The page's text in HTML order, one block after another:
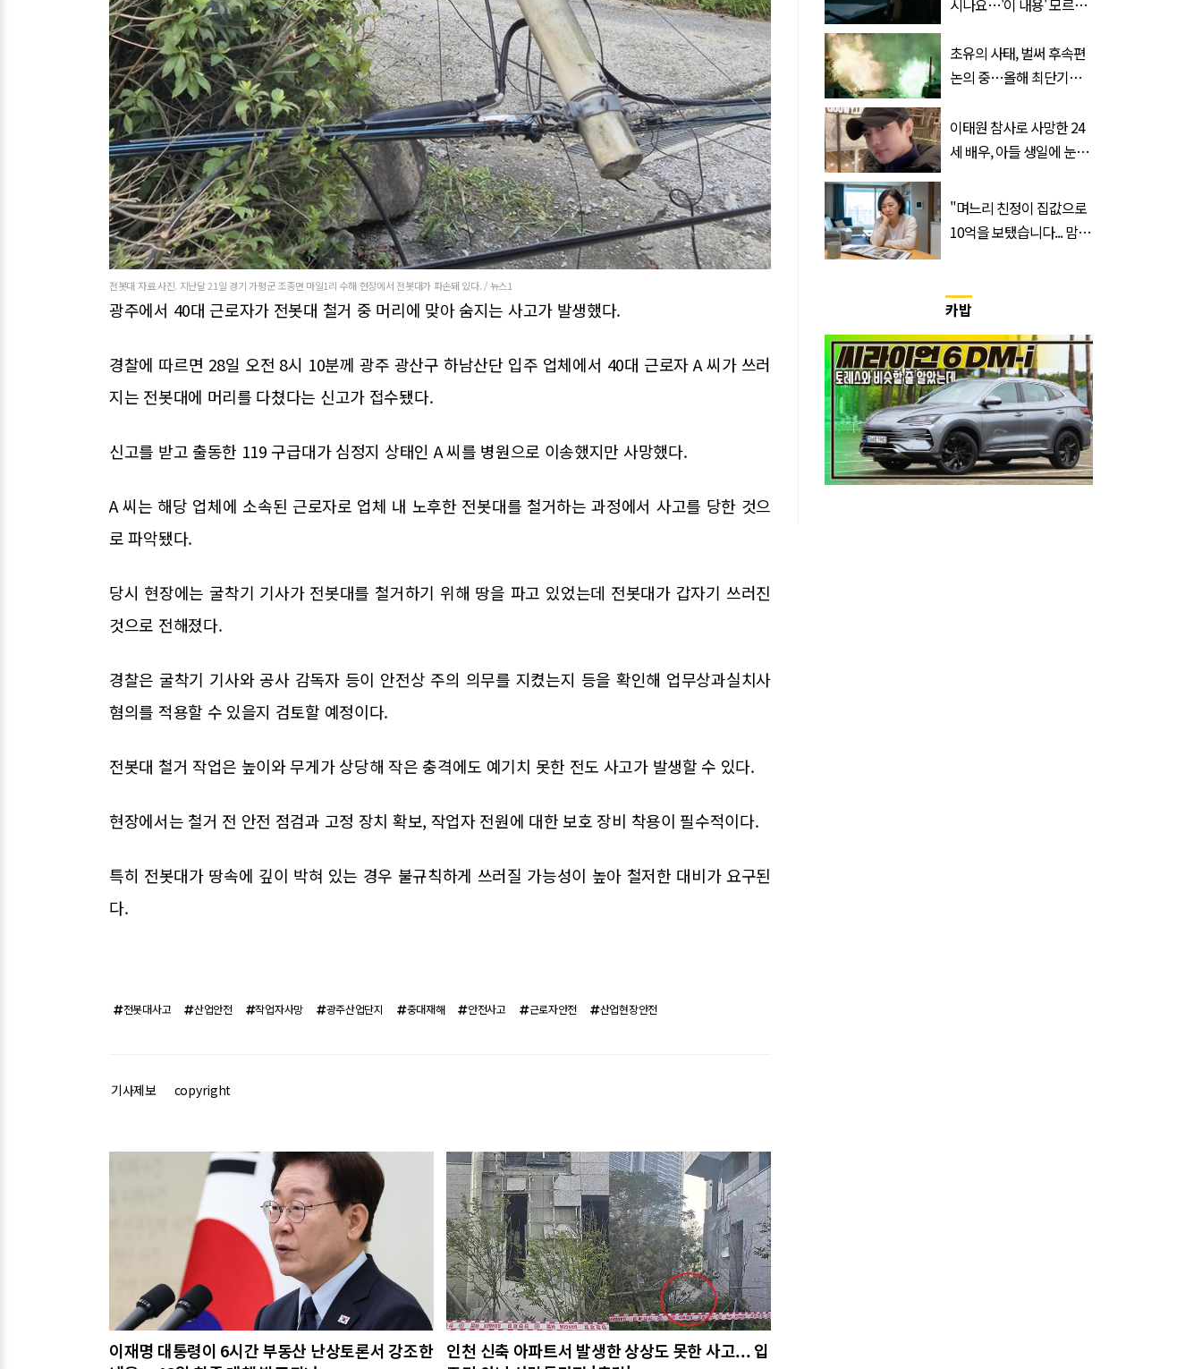
전봇대 자료 사진. 지난달 21일 경기 가평군 조종면 마일1리 수해 현장에서 전봇대가 파손돼 있다. / 뉴스1
광주에서 40대 근로자가 전봇대 철거 중 머리에 맞아 숨지는 사고가 발생했다.
경찰에 따르면 28일 오전 8시 10분께 광주 광산구 하남산단 입주 업체에서 40대 근로자 A 씨가 쓰러
지는 전봇대에 머리를 다쳤다는 신고가 접수됐다.
신고를 받고 출동한 119 구급대가 심정지 상태인 A 씨를 병원으로 이송했지만 사망했다.
A 씨는 해당 업체에 소속된 근로자로 업체 내 노후한 전봇대를 철거하는 과정에서 사고를 당한 것으
로 파악됐다.
당시 현장에는 굴착기 기사가 전봇대를 철거하기 위해 땅을 파고 있었는데 전봇대가 갑자기 쓰러진
것으로 전해졌다.
경찰은 굴착기 기사와 공사 감독자 등이 안전상 주의 의무를 지켰는지 등을 확인해 업무상과실치사
혐의를 적용할 수 있을지 검토할 예정이다.
전봇대 철거 작업은 높이와 무게가 상당해 작은 충격에도 예기치 못한 전도 사고가 발생할 수 있다.
현장에서는 철거 전 안전 점검과 고정 장치 확보, 작업자 전원에 대한 보호 장비 착용이 필수적이다.
특히 전봇대가 땅속에 깊이 박혀 있는 경우 불규칙하게 쓰러질 가능성이 높아 철저한 대비가 요구된
다.
전봇대사고 산업안전 작업자사망 광주산업단지 중대재해 안전사고 근로자안전 산업현장안전
기사제보 copyright
관련기사
이재명 대통령이 6시간 부동산 난상토론서 강조한
인천 신축 아파트서 발생한 상상도 못한 사고... 입
시나요…'이 내용' 모르고
초유의 사태, 벌써 후속편
논의 중…올해 최단기간
정체
이태원 참사로 사망한 24
세 배우, 아들 생일에 눈물
"며느리 친정이 집값으로
10억을 보탰습니다... 맘이
카밥